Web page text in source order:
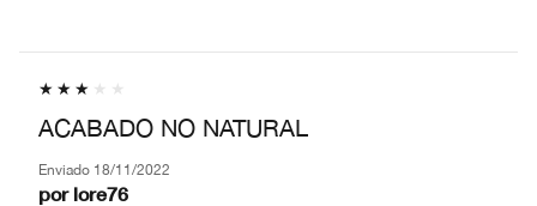
ACABADO NO NATURAL
Enviado 18/11/2022
por lore76